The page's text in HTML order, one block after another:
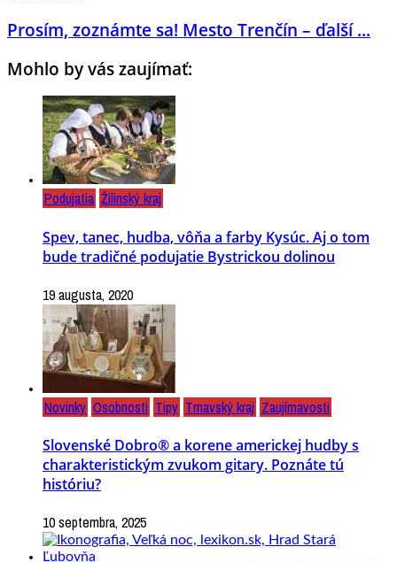
Prosím, zoznámte sa! Mesto Trenčín – ďalší ...
Mohlo by vás zaujímať:
Podujatia Žilinský kraj
Spev, tanec, hudba, vôňa a farby Kysúc. Aj o tom
bude tradičné podujatie Bystrickou dolinou
19 augusta, 2020
Novinky Osobnosti Tipy Trnavský kraj Zaujímavosti
Slovenské Dobro® a korene americkej hudby s
charakteristickým zvukom gitary. Poznáte tú
históriu?
10 septembra, 2025